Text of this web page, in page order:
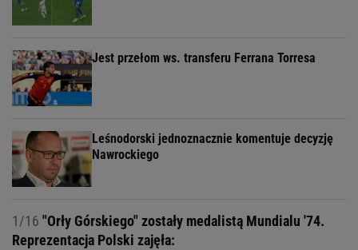
Jest przełom ws. transferu Ferrana Torresa
Leśnodorski jednoznacznie komentuje decyzję
Nawrockiego
1/16 "Orły Górskiego" zostały medalistą Mundialu '74.
Reprezentacja Polski zajęła: